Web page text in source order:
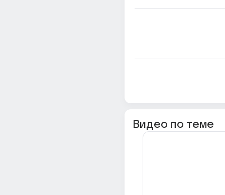
Видео по теме